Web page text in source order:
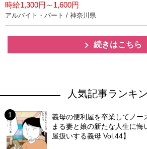
時給1,300円～1,600円
アルバイト・パート / 神奈川県
続きはこちら
人気記事ランキ
義母の便利屋を卒業してノー
まる妻と娘の新たな人生に悔
屋扱いする義母 Vol.44】